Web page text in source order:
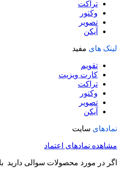
تراکت
وکتور
تصویر
آیکن
لینک های مفید
تقویم
کارت ویزیت
تراکت
وکتور
تصویر
آیکن
نمادهای سایت
مشاهده نمادهای اعتماد
اگر در مورد محصولات سوالی دارید